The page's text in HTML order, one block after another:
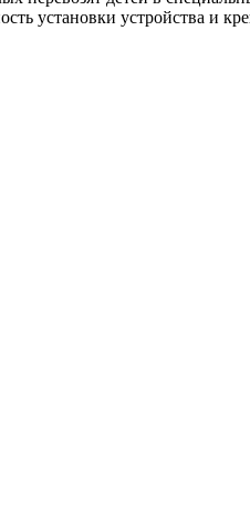
установки устройства и